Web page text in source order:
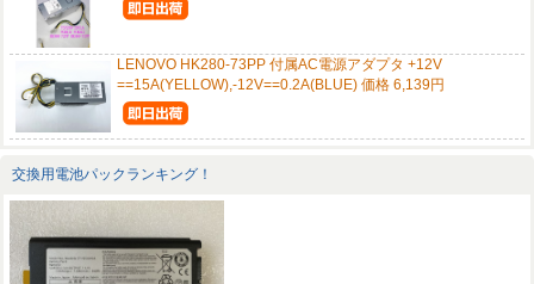
LENOVO HK280-73PP 付属AC電源アダプタ +12V
==15A(YELLOW),-12V==0.2A(BLUE) 価格 6,139円
交換用電池パックランキング！